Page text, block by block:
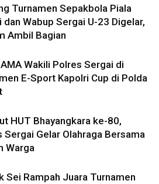
Turnamen Sepakbola Piala
dan Wabup Sergai U-23 Digelar,
Ambil Bagian
Wakili Polres Sergai di
E-Sport Kapolri Cup di Polda
HUT Bhayangkara ke-80,
Sergai Gelar Olahraga Bersama
Warga
Sei Rampah Juara Turnamen